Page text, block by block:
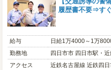
履歴書不要⇒す
給与
日給1万4000～1万
勤務地
四日市市 四日市駅・
アクセス
近鉄名古屋線 近鉄四日